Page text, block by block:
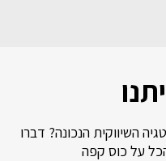
השיווקית הנכונה? דברו
על כוס קפה